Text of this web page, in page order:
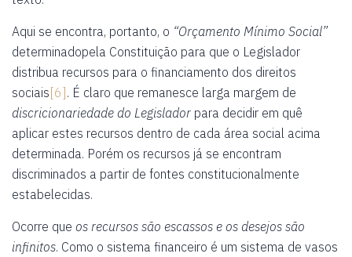
Aqui se encontra, portanto, o “Orçamento Mínimo Social”
determinadopela Constituição para que o Legislador
distribua recursos para o financiamento dos direitos
sociais [6] . É claro que remanesce larga margem de
discricionariedade do Legislador para decidir em quê
aplicar estes recursos dentro de cada área social acima
determinada. Porém os recursos já se encontram
discriminados a partir de fontes constitucionalmente
estabelecidas.
Ocorre que os recursos são escassos e os desejos são
infinitos. Como o sistema financeiro é um sistema de vasos